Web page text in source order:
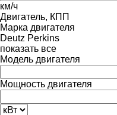
км/ч
Двигатель, КПП
Марка двигателя
Deutz Perkins
показать все
Модель двигателя
Мощность двигателя